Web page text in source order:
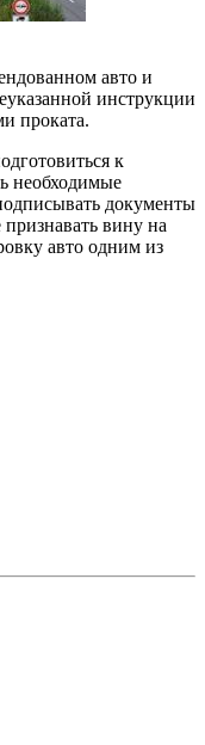
авто и
инструкции
проката.
к
необходимые
документы
вину на
авто одним из